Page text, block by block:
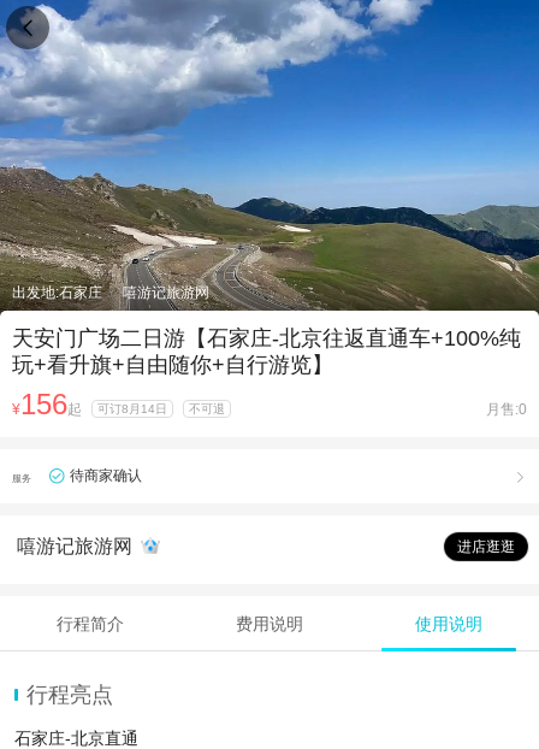
出发地:石家庄 嘻游记旅游网
天安门广场二日游【石家庄-北京往返直通车+100%纯
玩+看升旗+自由随你+自行游览】
¥156起 可订8月14日 不可退 月售:0
服务 待商家确认 
嘻游记旅游网 进店逛逛
行程简介 费用说明 使用说明
行程亮点
石家庄-北京直通
